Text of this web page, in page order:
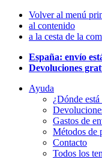
Volver al menú
al contenido
a la cesta de la
España: envío
Devoluciones
Ayuda
¿Dónde
Gastos de
Métodos de
Contacto
Todos los